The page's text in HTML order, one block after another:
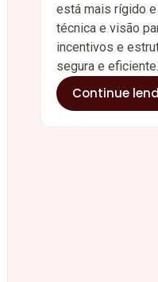
está mais rígido
técnica e visão
incentivos e
segura e eficiente.
Continue